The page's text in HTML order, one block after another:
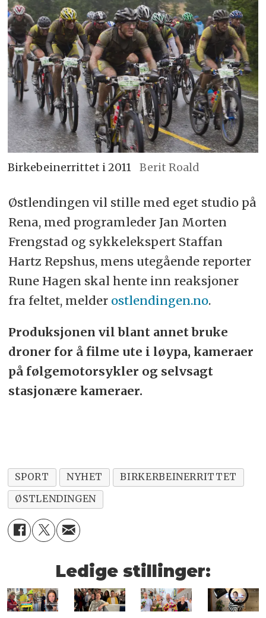
Birkebeinerrittet i 2011 Berit Roald
Østlendingen vil stille med eget studio på
Rena, med programleder Jan Morten
Frengstad og sykkelekspert Staffan
Hartz Repshus, mens utegående reporter
Rune Hagen skal hente inn reaksjoner
fra feltet, melder ostlendingen.no.
Produksjonen vil blant annet bruke
droner for å filme ute i løypa, kameraer
på følgemotorsykler og selvsagt
stasjonære kameraer.
SPORT NYHET
BIRKERBEINERRITTET
ØSTLENDINGEN
Ledige stillinger: